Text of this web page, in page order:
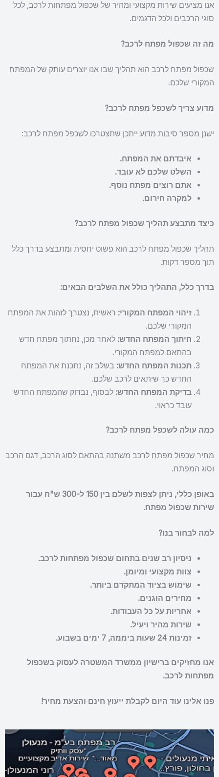
אנו מציעים שירות מקצועי ומהיר של שכפול מפתחות לרכב, לכל
סוגי הרכבים ולכל הדגמים.
מה זה שכפול מפתח לרכב?
שכפול מפתח לרכב הוא תהליך שבו אנו יוצרים עותק של המפתח
המקורי שלכם.
מדוע צריך לשכפל מפתח לרכב?
ישנן מספר סיבות מדוע ייתכן שתצטרכו לשכפל מפתח לרכב:
איבדתם את המפתח.
השלט שלכם לא עובד.
אתם רוצים מפתח נוסף.
למקרה חירום.
כיצד מתבצע תהליך שכפול מפתח לרכב?
תהליך שכפול מפתח לרכב הוא פשוט יחסית ומתבצע בדרך כלל
תוך מספר דקות.
בדרך כלל, התהליך כולל את השלבים הבאים:
זיהוי המפתח המקורי: ראשית, נצטרך לזהות את המפתח
המקורי שלכם.
חיתוך המפתח החדש: לאחר מכן, נחתוך מפתח חדש
בהתאם למפתח המקורי.
תכנות המפתח החדש: בשלב זה, נתכנת את המפתח
החדש כך שיתאים לרכב שלכם.
בדיקת המפתח החדש: לבסוף, נבדוק שהמפתח החדש
עובד כראוי.
כמה עולה לשכפל מפתח לרכב?
מחיר שכפול מפתח לרכב משתנה בהתאם לסוג הרכב, דגם הרכב
וסוג המפתח.
באופן כללי, ניתן לצפות לשלם בין 150 ל-300 ש"ח עבור
שירות שכפול מפתח.
למה לבחור בנו?
ניסיון רב שנים בתחום שכפול מפתחות לרכב.
צוות מקצועי ומיומן.
שימוש בציוד המתקדם ביותר.
מחירים הוגנים.
אחריות על כל העבודות.
שירות מהיר ויעיל.
זמינות 24 שעות ביממה, 7 ימים בשבוע.
אנו מחזיקים ברישיון ממשרד המשטרה לעסוק בשכפול
מפתחות לרכב.
פנו אלינו עוד היום לקבלת ייעוץ חינם והצעת מחיר!